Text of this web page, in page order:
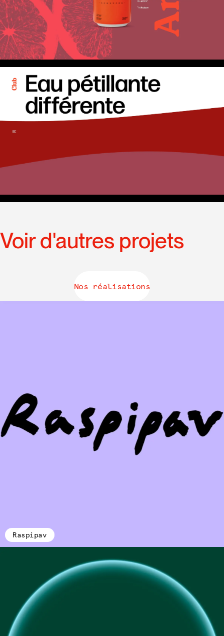
Voir d'autres projets
Nos réalisations
Raspipav